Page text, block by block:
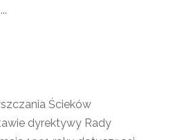
Ścieków
dyrektywy Rady